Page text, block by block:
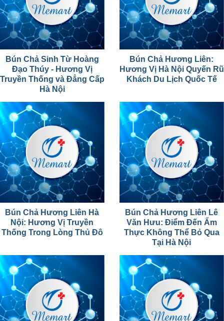
Bún Chả Sinh Từ Hoàng
Đạo Thúy - Hương Vị
Truyền Thống và Đẳng Cấp
Hà Nội
Bún Chả Hương Liên:
Hương Vị Hà Nội Quyến Rũ
Khách Du Lịch Quốc Tế
Bún Chả Hương Liên Hà
Nội: Hương Vị Truyền
Thống Trong Lòng Thủ Đô
Bún Chả Hương Liên Lê
Văn Hưu: Điểm Đến Ẩm
Thực Không Thể Bỏ Qua
Tại Hà Nội